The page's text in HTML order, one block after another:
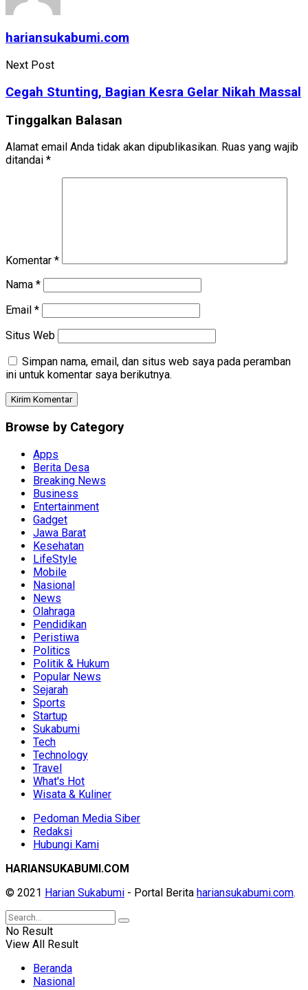
hariansukabumi.com
Next Post
Cegah Stunting, Bagian Kesra Gelar Nikah Massal
Tinggalkan Balasan
Alamat email Anda tidak akan dipublikasikan. Ruas yang wajib
ditandai *
Komentar *
Nama *
Email *
Situs Web
Simpan nama, email, dan situs web saya pada peramban
ini untuk komentar saya berikutnya.
Browse by Category
Apps
Berita Desa
Breaking News
Business
Entertainment
Gadget
Jawa Barat
Kesehatan
LifeStyle
Mobile
Nasional
News
Olahraga
Pendidikan
Peristiwa
Politics
Politik & Hukum
Popular News
Sejarah
Sports
Startup
Sukabumi
Tech
Technology
Travel
What's Hot
Wisata & Kuliner
Pedoman Media Siber
Redaksi
Hubungi Kami
HARIANSUKABUMI.COM
© 2021 Harian Sukabumi - Portal Berita hariansukabumi.com.
No Result
View All Result
Beranda
Nasional